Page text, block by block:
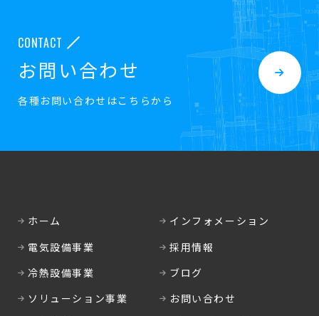
CONTACT
お問い合わせ
各種お問い合わせはこちらから
ホーム
電気設備事業
冷熱設備事業
ソリューション事業
インフォメーション
採用情報
ブログ
お問い合わせ